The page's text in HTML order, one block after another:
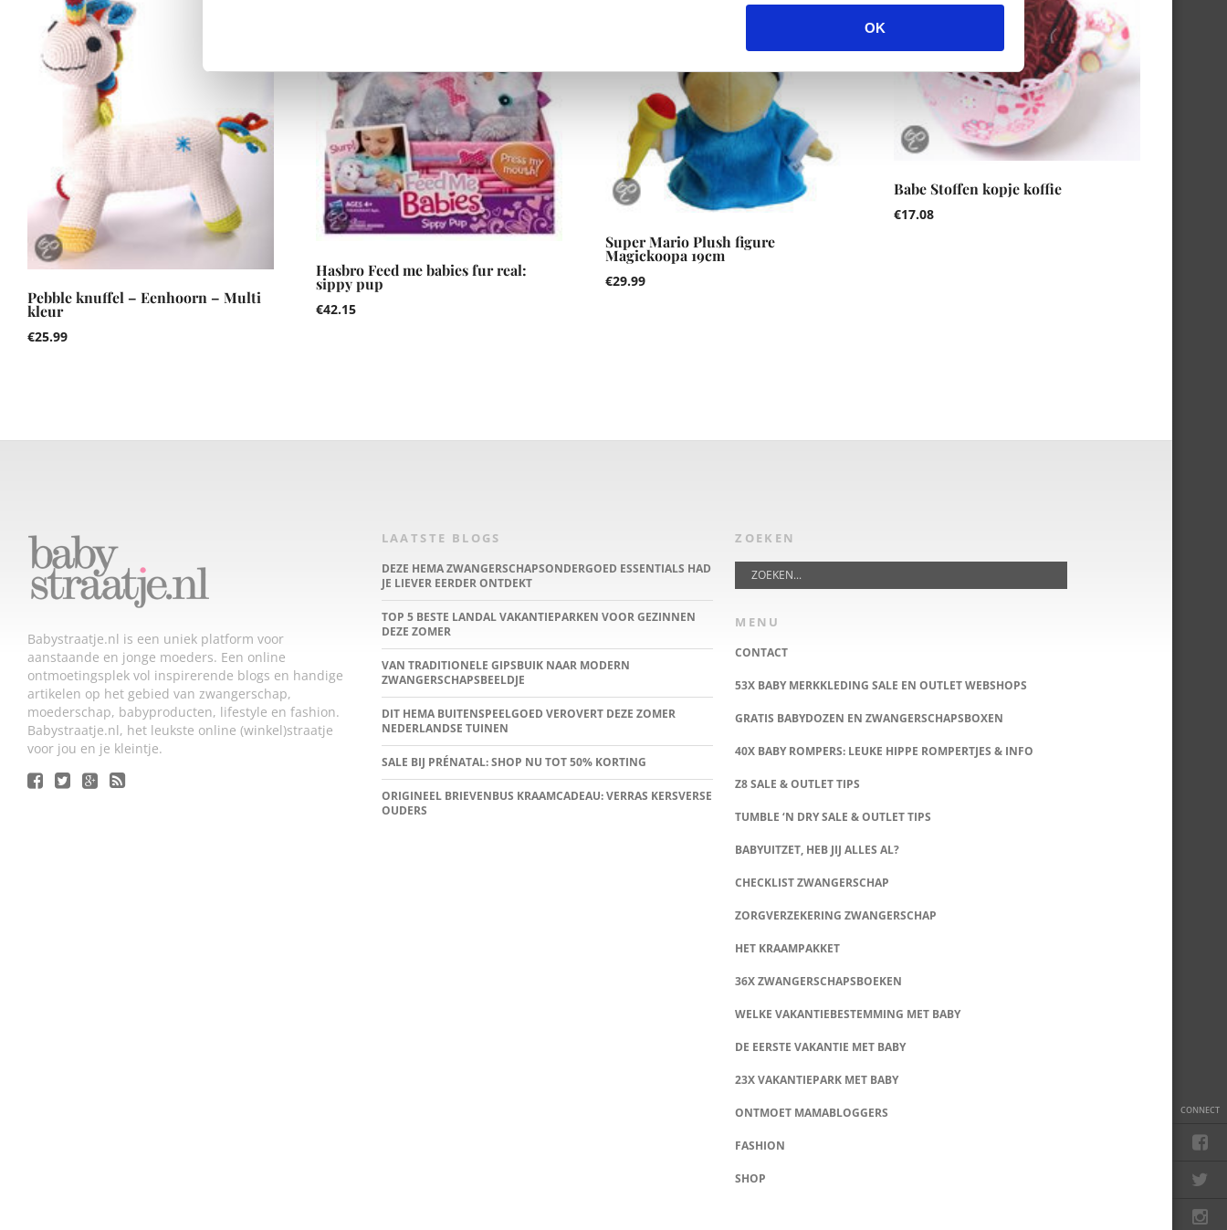
OK
CONNECT
Pebble knuffel – Eenhoorn – Multi
kleur
€25.99
Hasbro Feed me babies fur real:
sippy pup
€42.15
Super Mario Plush figure
Magickoopa 19cm
€29.99
Babe Stoffen kopje koffie
€17.08
Babystraatje.nl is een uniek platform voor
aanstaande en jonge moeders. Een online
ontmoetingsplek vol inspirerende blogs en handige
artikelen op het gebied van zwangerschap,
moederschap, babyproducten, lifestyle en fashion.
Babystraatje.nl, het leukste online (winkel)straatje
voor jou en je kleintje.
LAATSTE BLOGS
DEZE HEMA ZWANGERSCHAPSONDERGOED ESSENTIALS HAD
JE LIEVER EERDER ONTDEKT
TOP 5 BESTE LANDAL VAKANTIEPARKEN VOOR GEZINNEN
DEZE ZOMER
VAN TRADITIONELE GIPSBUIK NAAR MODERN
ZWANGERSCHAPSBEELDJE
DIT HEMA BUITENSPEELGOED VEROVERT DEZE ZOMER
NEDERLANDSE TUINEN
SALE BIJ PRÉNATAL: SHOP NU TOT 50% KORTING
ORIGINEEL BRIEVENBUS KRAAMCADEAU: VERRAS KERSVERSE
OUDERS
ZOEKEN
MENU
CONTACT
53X BABY MERKKLEDING SALE EN OUTLET WEBSHOPS
GRATIS BABYDOZEN EN ZWANGERSCHAPSBOXEN
40X BABY ROMPERS: LEUKE HIPPE ROMPERTJES & INFO
Z8 SALE & OUTLET TIPS
TUMBLE ‘N DRY SALE & OUTLET TIPS
BABYUITZET, HEB JIJ ALLES AL?
CHECKLIST ZWANGERSCHAP
ZORGVERZEKERING ZWANGERSCHAP
HET KRAAMPAKKET
36X ZWANGERSCHAPSBOEKEN
WELKE VAKANTIEBESTEMMING MET BABY
DE EERSTE VAKANTIE MET BABY
23X VAKANTIEPARK MET BABY
ONTMOET MAMABLOGGERS
FASHION
SHOP